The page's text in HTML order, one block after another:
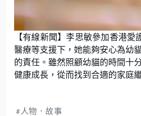
n
m
u
t
e
L
a
d
e
d
:
1
5
0
0
【有線新聞】李思敏參加香港
醫療等支援下，她能夠安心為幼
的責任。雖然照顧幼貓的時間十
健康成長，從而找到合適的家庭
人物．故事